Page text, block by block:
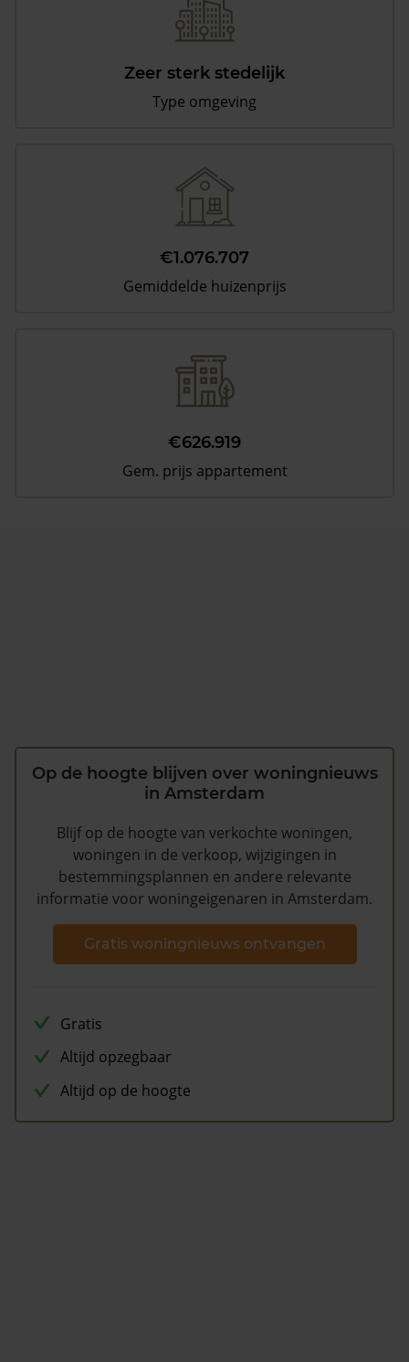
Zeer sterk stedelijk
Type omgeving
€1.076.707
Gemiddelde huizenprijs
€626.919
Gem. prijs appartement
Op de hoogte blijven over woningnieuws
in Amsterdam
Blijf op de hoogte van verkochte woningen,
woningen in de verkoop, wijzigingen in
bestemmingsplannen en andere relevante
informatie voor woningeigenaren in Amsterdam.
Gratis woningnieuws ontvangen
Gratis
Altijd opzegbaar
Altijd op de hoogte